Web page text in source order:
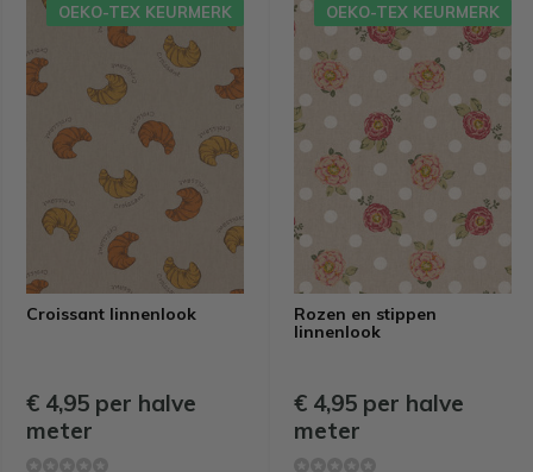
Croissant linnenlook
OEKO-TEX KEURMERK
€ 4,95 per halve
meter
Rozen en stippen
linnenlook
OEKO-TEX KEURMERK
€ 4,95 per halve
meter